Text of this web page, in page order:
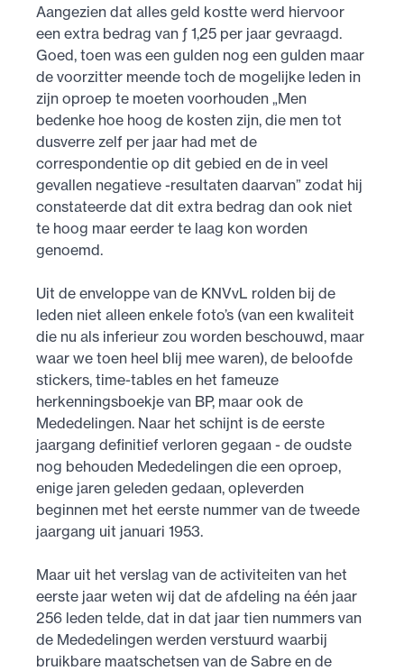
Aangezien dat alles geld kostte werd hiervoor
een extra bedrag van ƒ 1,25 per jaar gevraagd.
Goed, toen was een gulden nog een gulden maar
de voorzitter meende toch de mogelijke leden in
zijn oproep te moeten voor­houden „Men
bedenke hoe hoog de kosten zijn, die men tot
dusverre zelf per jaar had met de
correspondentie op dit gebied en de in veel
gevallen negatieve -resultaten daarvan” zodat hij
constateerde dat dit extra bedrag dan ook niet
te hoog maar eerder te laag kon worden
genoemd.
Uit de enveloppe van de KNVvL rolden bij de
leden niet alleen enkele foto’s (van een kwaliteit
die nu als inferieur zou worden beschouwd, maar
waar we toen heel blij mee waren), de beloofde
stickers, time-tables en het fameuze
herkennings­boekje van BP, maar ook de
Mededelingen. Naar het schijnt is de eerste
jaargang definitief verloren gegaan - de oudste
nog behouden Mededelingen die een oproep,
enige jaren geleden gedaan, opleverden
beginnen met het eerste nummer van de tweede
jaargang uit januari 1953.
Maar uit het verslag van de activiteiten van het
eerste jaar weten wij dat de afdeling na één jaar
256 leden telde, dat in dat jaar tien nummers van
de Mededelingen werden verstuurd waarbij
bruik­bare maatschetsen van de Sabre en de